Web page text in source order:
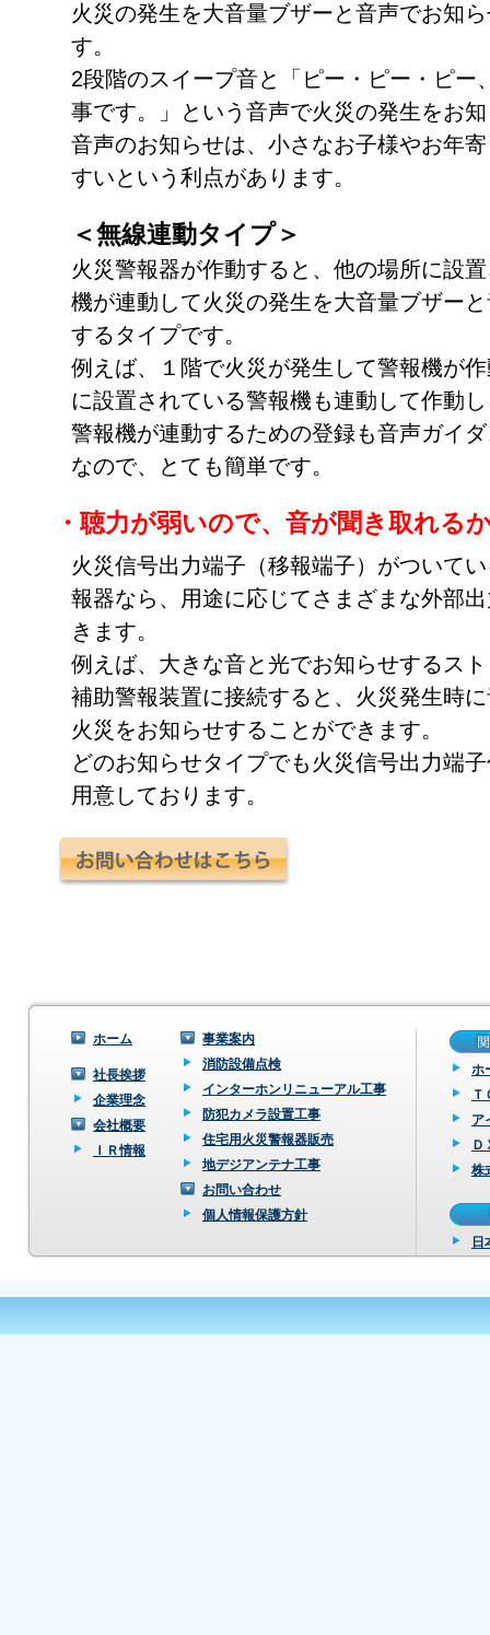
火災の発生を大音量ブザーと音声でお知
す。
2段階のスイープ音と「ピー・ピー・ピー
事です。」という音声で火災の発生をお
音声のお知らせは、小さなお子様やお年
すいという利点があります。
＜無線連動タイプ＞
火災警報器が作動すると、他の場所に設
機が連動して火災の発生を大音量ブザー
するタイプです。
例えば、１階で火災が発生して警報機が
に設置されている警報機も連動して作動
警報機が連動するための登録も音声ガイ
なので、とても簡単です。
・聴力が弱いので、音が聞き取れる
火災信号出力端子（移報端子）がついて
報器なら、用途に応じてさまざまな外部
きます。
例えば、大きな音と光でお知らせするス
補助警報装置に接続すると、火災発生時
火災をお知らせすることができます。
どのお知らせタイプでも火災信号出力端
用意しております。
ホーム
社長挨拶
企業理念
会社概要
ＩＲ情報
事業案内
消防設備点検
インターホンリニューアル工事
防犯カメラ設置工事
住宅用火災警報器販売
地デジアンテナ工事
お問い合わせ
個人情報保護方針
ホ
Ｔ
ア
Ｄ
株
日